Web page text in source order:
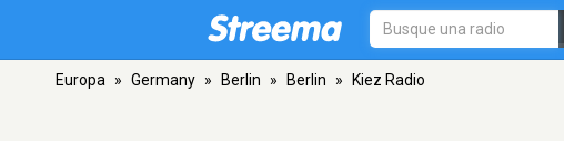
Europa » Germany » Berlin » Berlin » Kiez Radio